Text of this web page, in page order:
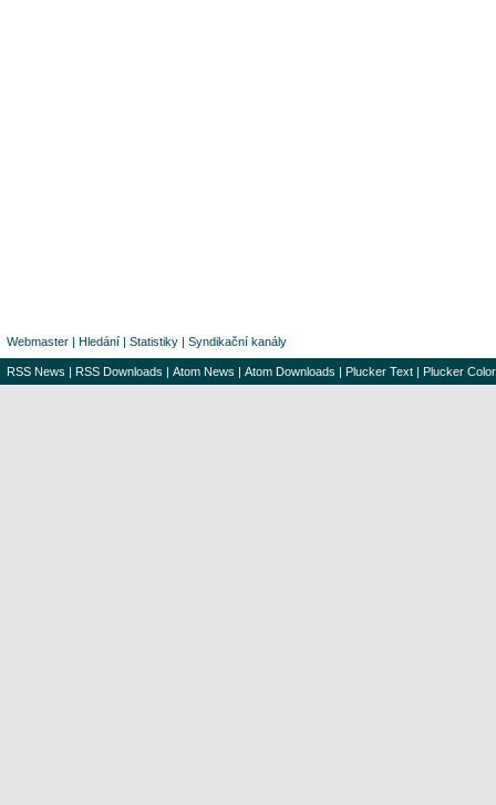
Webmaster | Hledání | Statistiky | Syndikační kanály
RSS News | RSS Downloads | Atom News | Atom Downloads | Plucker Text | Plucker Color